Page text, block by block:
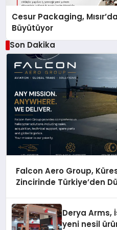
Cesur Packaging,
Büyütüyor
Son Dakika
Falcon Aero Group,
Zincirinde Türkiye’den
Derya Arms,
yeni nesil